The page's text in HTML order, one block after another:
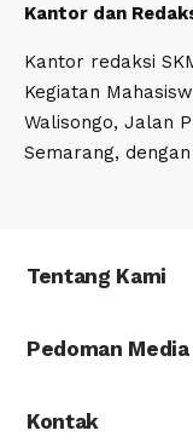
Kantor dan
Kantor redaksi
Kegiatan
Walisongo, Jalan
Semarang,
Tentang Kami
Pedoman
Kontak